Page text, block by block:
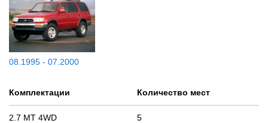
08.1995 - 07.2000
Комплектации Количество мест
2.7 MT 4WD 5